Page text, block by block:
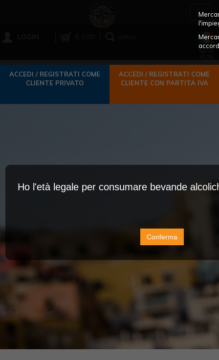
ACCEDI / REGISTRATI COME
CLIENTE PRIVATO
ACCEDI / REGISTRATI COME
CLIENTE CON PARTITA IVA
Ho l'età legale per consumare bevande
Conferma